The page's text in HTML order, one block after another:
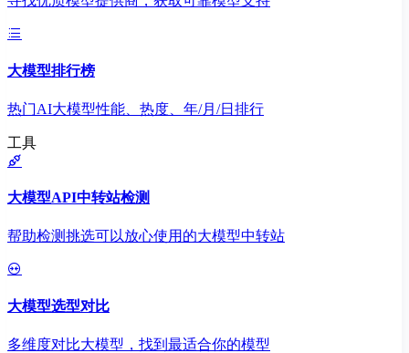
大模型排行榜
热门AI大模型性能、热度、年/月/日排行
工具
大模型API中转站检测
帮助检测挑选可以放心使用的大模型中转站
大模型选型对比
多维度对比大模型，找到最适合你的模型